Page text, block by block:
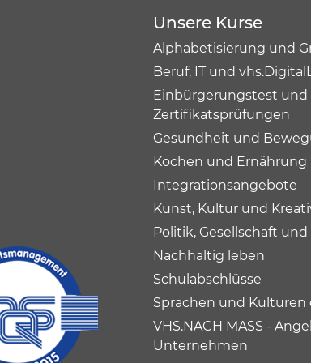
Unsere Kurse
Alphabetisierung und
Beruf, IT und
Einbürgerungstest und
Zertifikatsprüfungen
Gesundheit und
Kochen und Ernährung
Integrationsangebote
Kunst, Kultur und
Politik, Gesellschaft
Nachhaltig leben
Schulabschlüsse
Sprachen und Kulturen
VHS.NACH MASS -
Unternehmen